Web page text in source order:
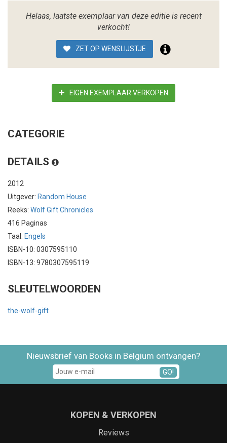
Helaas, laatste exemplaar van deze editie is recent
verkocht!
ZET OP WENSLIJSTJE
EIGEN EXEMPLAAR VERKOPEN
CATEGORIE
DETAILS
2012
Uitgever: Random House
Reeks: Wolf Gift Chronicles
416 Paginas
Taal: Engels
ISBN-10: 0307595110
ISBN-13: 9780307595119
SLEUTELWOORDEN
the-wolf-gift
Nieuwsbrief van Books in Belgium ontvangen?
GO!
KOPEN & VERKOPEN
Reviews